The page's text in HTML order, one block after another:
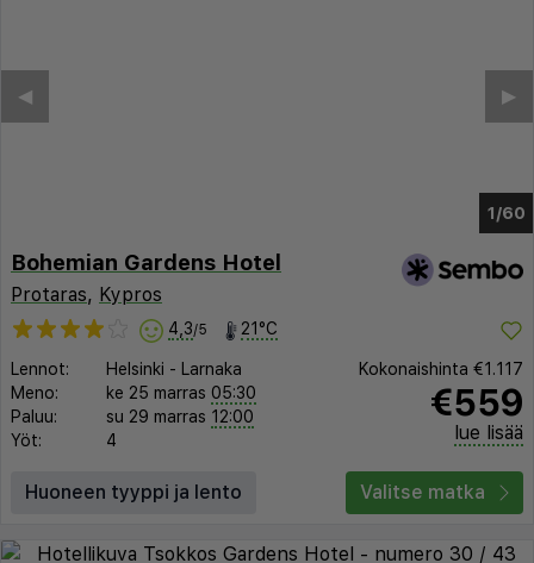
1/56
▶︎
◀︎
Bohemian Gardens Hotel
Protaras, Kypros
4,3/5 21°C
Lennot: Helsinki -
Larnaka
Meno:
ke 25 marras 05:30
Paluu:
su 29 marras 12:00
Yöt:
4
Kokonaishinta €1.117
€559
lue lisää
Huoneen tyyppi ja lento Valitse matka